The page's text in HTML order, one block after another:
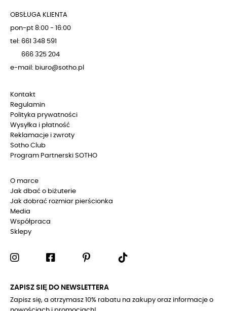
OBSŁUGA KLIENTA
pon-pt 8:00 - 16:00
tel: 661 348 591
666 325 204
e-mail: biuro@sotho.pl
Kontakt
Regulamin
Polityka prywatności
Wysyłka i płatność
Reklamacje i zwroty
Sotho Club
Program Partnerski SOTHO
O marce
Jak dbać o biżuterie
Jak dobrać rozmiar pierścionka
Media
Współpraca
Sklepy
ZAPISZ SIĘ DO NEWSLETTERA
Zapisz się, a otrzymasz 10% rabatu na zakupy oraz informacje o